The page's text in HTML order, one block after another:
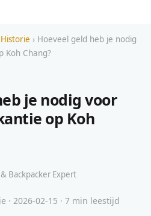
› Hoeveel geld heb je nodig
Koh Chang?
je nodig voor
op Koh
Backpacker Expert
· 2026-02-15 · 7 min leestijd